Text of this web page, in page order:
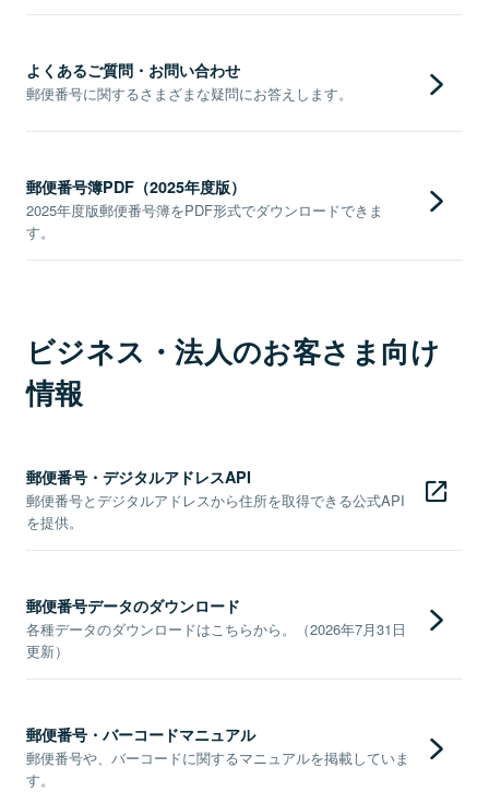
よくあるご質問・お問い合わせ
郵便番号に関するさまざまな疑問にお答えします。
郵便番号簿PDF（2025年度版）
2025年度版郵便番号簿をPDF形式でダウンロードできま
す。
ビジネス・法人のお客さま向け
情報
郵便番号・デジタルアドレスAPI
郵便番号とデジタルアドレスから住所を取得できる公式API
を提供。
郵便番号データのダウンロード
各種データのダウンロードはこちらから。（2026年7月31日
更新）
郵便番号・バーコードマニュアル
郵便番号や、バーコードに関するマニュアルを掲載していま
す。